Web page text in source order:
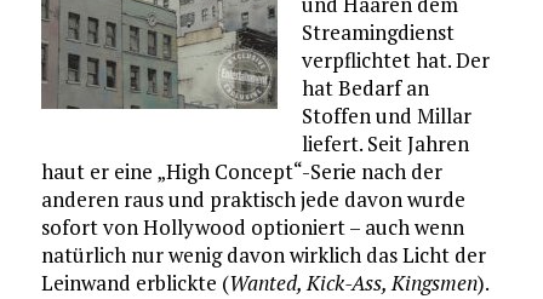
Streamingdienst
verpflichtet hat. Der
hat Bedarf an
Stoffen und Millar
liefert. Seit Jahren
haut er eine „High Concept“-Serie nach der
anderen raus und praktisch jede davon wurde
sofort von Hollywood optioniert – auch wenn
natürlich nur wenig davon wirklich das Licht der
Leinwand erblickte (Wanted, Kick-Ass, Kingsmen).